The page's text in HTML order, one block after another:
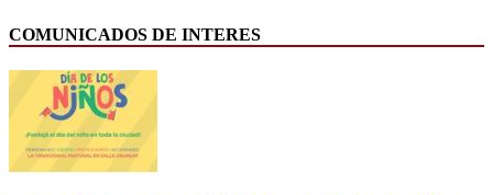
COMUNICADOS DE INTERES